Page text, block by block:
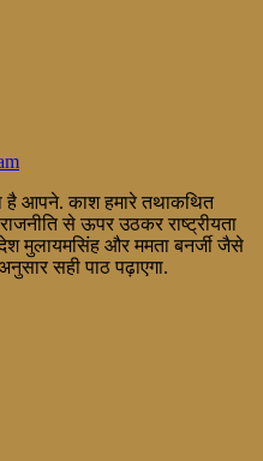
है आपने. काश हमारे तथाकथित
से ऊपर उठकर राष्ट्रीयता
मुलायमसिंह और ममता बनर्जी जैसे
सही पाठ पढ़ाएगा.